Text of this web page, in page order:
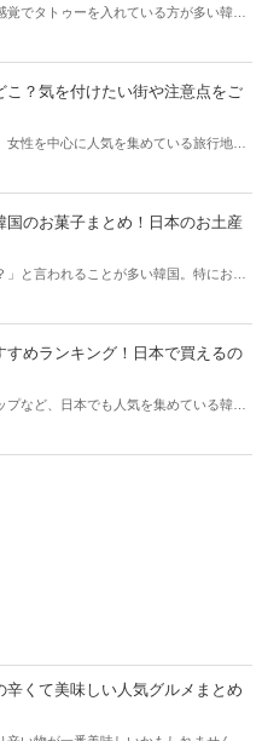
覚でタトゥーを入れている方が多い韓
くありません。今回は韓国で人気のタト
タトゥー予約方法をご紹介します。
こ？気を付けたい街や注意点をご
女性を中心に人気を集めている旅行地・
で危険な場所や旅行で気を付けたい
！
国のお菓子まとめ！日本のお土産
」と言われることが多い韓国。特にお菓
ご紹介！また日本が韓国からパクったと
ックしてみましょう。
すめランキング！日本で買えるの
プなど、日本でも人気を集めている韓国
の人気お菓子をたっぷりご紹介します♪
辛くて美味しい人気グルメまとめ